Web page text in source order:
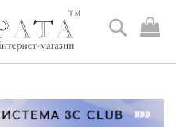
Пошук